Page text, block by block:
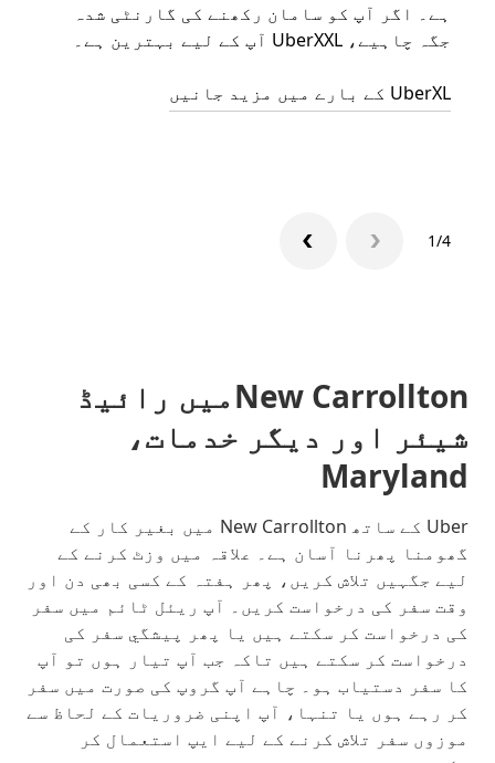
ہے۔ اگر آپ کو سامان رکھنے کی گارنٹی شدہ
جگہ چاہیے، UberXXL آپ کے لیے بہترین ہے۔
UberXL کے بارے میں مزید جانیں
1/4
New Carrolltonمیں رائیڈ
شیئر اور دیگر خدمات،
Maryland
Uber کے ساتھ New Carrollton میں بغیر کار کے
گھومنا پھرنا آسان ہے۔ علاقہ میں وزٹ کرنے کے
لیے جگہیں تلاش کریں، پھر ہفتہ کے کسی بھی دن اور
وقت سفر کی درخواست کریں۔ آپ ریئل ٹائم میں سفر
کی درخواست کر سکتے ہیں یا پھر پیشگي سفر کی
درخواست کر سکتے ہیں تاکہ جب آپ تیار ہوں تو آپ
کا سفر دستیاب ہو۔ چاہے آپ گروپ کی صورت میں سفر
کر رہے ہوں یا تنہا، آپ اپنی ضروریات کے لحاظ سے
موزوں سفر تلاش کرنے کے لیے ایپ استعمال کر